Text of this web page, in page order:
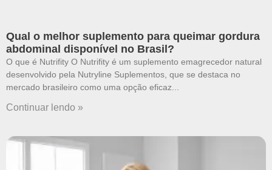
Qual o melhor suplemento para queimar gordura
abdominal disponível no Brasil?
O que é Nutrifity O Nutrifity é um suplemento emagrecedor natural
desenvolvido pela Nutryline Suplementos, que se destaca no
mercado brasileiro como uma opção eficaz
Continuar lendo »